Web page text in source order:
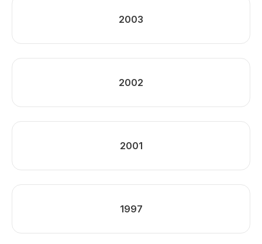
2003
2002
2001
1997